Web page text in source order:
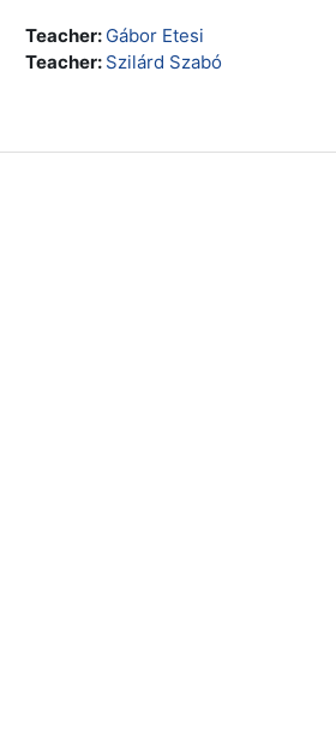
Teacher: Gábor Etesi
Teacher: Szilárd Szabó